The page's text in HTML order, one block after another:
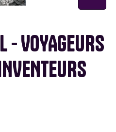
- VOYAGEURS